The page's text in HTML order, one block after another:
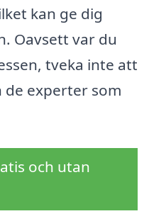
kan ge dig
Oavsett var du
tveka inte att
de experter som
och utan